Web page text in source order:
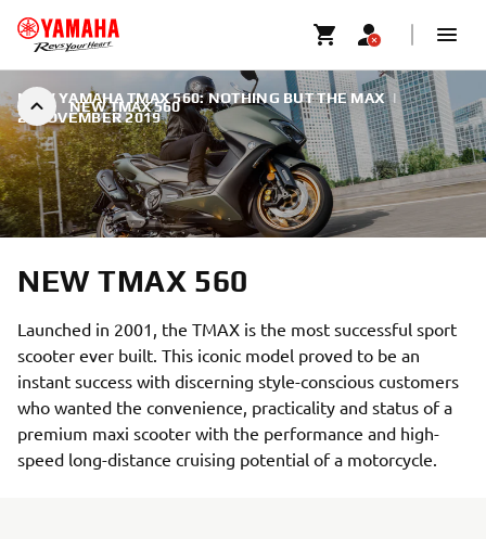
NEW TMAX 560
NEW YAMAHA TMAX 560: NOTHING BUT THE MAX |
2. NOVEMBER 2019
NEW TMAX 560
Launched in 2001, the TMAX is the most successful sport
scooter ever built. This iconic model proved to be an
instant success with discerning style-conscious customers
who wanted the convenience, practicality and status of a
premium maxi scooter with the performance and high-
speed long-distance cruising potential of a motorcycle.